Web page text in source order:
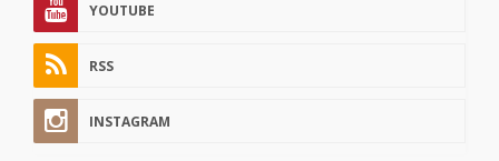
YOUTUBE
RSS
INSTAGRAM